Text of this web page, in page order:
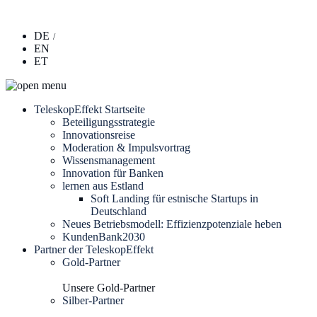
DE
EN
ET
TeleskopEffekt Startseite
Beteiligungsstrategie
Innovationsreise
Moderation & Impulsvortrag
Wissensmanagement
Innovation für Banken
lernen aus Estland
Soft Landing für estnische Startups in
Deutschland
Neues Betriebsmodell: Effizienzpotenziale heben
KundenBank2030
Partner der TeleskopEffekt
Gold-Partner
Unsere Gold-Partner
Silber-Partner